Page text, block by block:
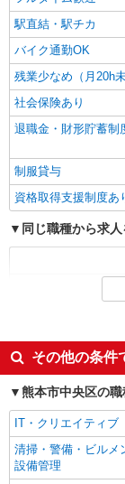
キー
駅直結・駅チカ
バイク通勤OK
残業少なめ（月20h未
社会保険あり
退職金・財形貯蓄制
制服貸与
資格取得支援制度あ
同じ職種から求
未経験歓迎
ボーナス・賞与あり
交通費支給
産休・育休取得実績
その他の条件
熊本市中央区の
IT・クリエイティブ
清掃・警備・ビルメ
設備管理